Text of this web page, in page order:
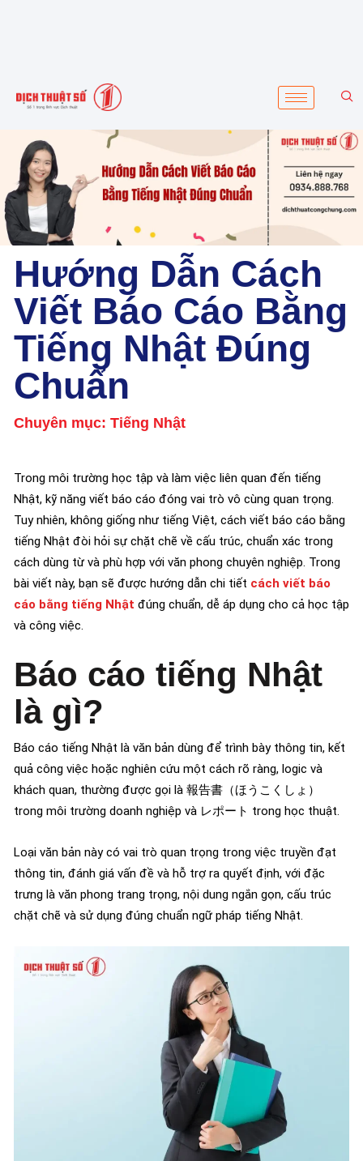
Hướng Dẫn Cách
Viết Báo Cáo Bằng
Tiếng Nhật Đúng
Chuẩn
Chuyên mục: Tiếng Nhật
Trong môi trường học tập và làm việc liên quan đến tiếng
Nhật, kỹ năng viết báo cáo đóng vai trò vô cùng quan trọng.
Tuy nhiên, không giống như tiếng Việt, cách viết báo cáo bằng
tiếng Nhật đòi hỏi sự chặt chẽ về cấu trúc, chuẩn xác trong
cách dùng từ và phù hợp với văn phong chuyên nghiệp. Trong
bài viết này, bạn sẽ được hướng dẫn chi tiết cách viết báo
cáo bằng tiếng Nhật đúng chuẩn, dễ áp dụng cho cả học tập
và công việc.
Báo cáo tiếng Nhật
là gì?
Báo cáo tiếng Nhật là văn bản dùng để trình bày thông tin, kết
quả công việc hoặc nghiên cứu một cách rõ ràng, logic và
khách quan, thường được gọi là 報告書（ほうこくしょ）
trong môi trường doanh nghiệp và レポート trong học thuật.
Loại văn bản này có vai trò quan trọng trong việc truyền đạt
thông tin, đánh giá vấn đề và hỗ trợ ra quyết định, với đặc
trưng là văn phong trang trọng, nội dung ngắn gọn, cấu trúc
chặt chẽ và sử dụng đúng chuẩn ngữ pháp tiếng Nhật.